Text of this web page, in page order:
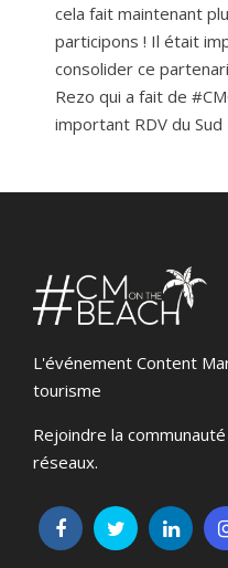
cela fait maintenant
participons ! Il était
consolider ce
Rezo qui a fait de
important RDV du Sud
L'événement Content
tourisme
Rejoindre la
réseaux.